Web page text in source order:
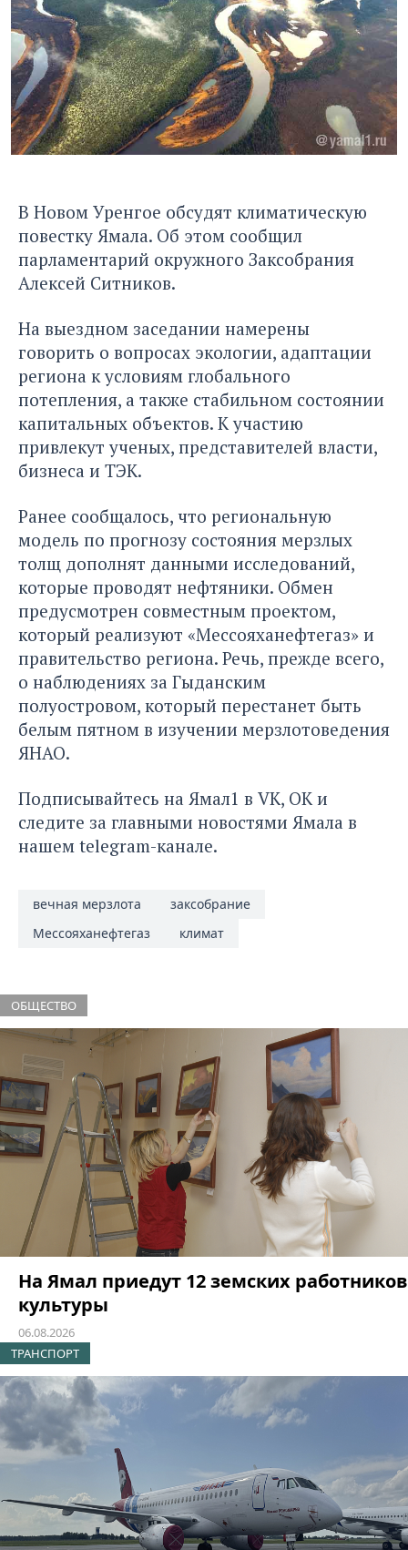
В Новом Уренгое обсудят климатическую
повестку Ямала. Об этом сообщил
парламентарий окружного Заксобрания
Алексей Ситников.
На выездном заседании намерены
говорить о вопросах экологии, адаптации
региона к условиям глобального
потепления, а также стабильном состоянии
капитальных объектов. К участию
привлекут ученых, представителей власти,
бизнеса и ТЭК.
Ранее сообщалось, что региональную
модель по прогнозу состояния мерзлых
толщ дополнят данными исследований,
которые проводят нефтяники. Обмен
предусмотрен совместным проектом,
который реализуют «Мессояханефтегаз» и
правительство региона. Речь, прежде всего,
о наблюдениях за Гыданским
полуостровом, который перестанет быть
белым пятном в изучении мерзлотоведения
ЯНАО.
Подписывайтесь на Ямал1 в VK, ОК и
следите за главными новостями Ямала в
нашем telegram-канале.
вечная мерзлота
заксобрание
Мессояханефтегаз
климат
ОБЩЕСТВО
На Ямал приедут 12 земских работников
культуры
06.08.2026
ТРАНСПОРТ